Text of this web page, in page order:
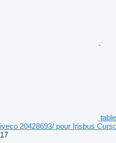
iveco 20428693/ pour Irisbus
17